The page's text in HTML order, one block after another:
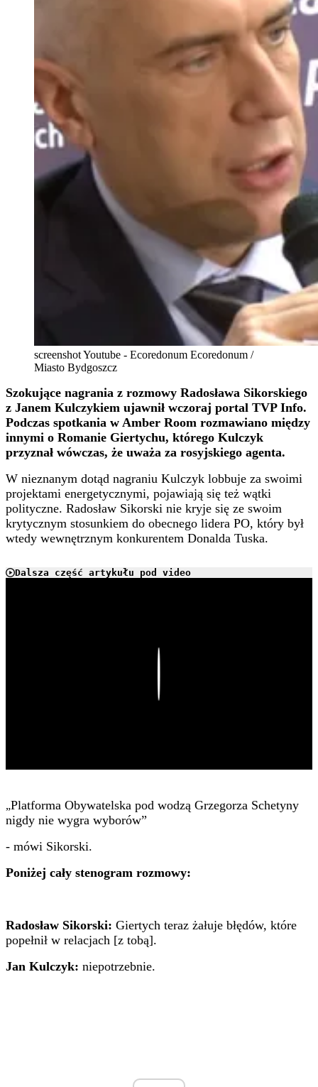
screenshot Youtube - Ecoredonum Ecoredonum /
Miasto Bydgoszcz
Szokujące nagrania z rozmowy Radosława Sikorskiego
z Janem Kulczykiem ujawnił wczoraj portal TVP Info.
Podczas spotkania w Amber Room rozmawiano między
innymi o Romanie Giertychu, którego Kulczyk
przyznał wówczas, że uważa za rosyjskiego agenta.
W nieznanym dotąd nagraniu Kulczyk lobbuje za swoimi
projektami energetycznymi, pojawiają się też wątki
polityczne. Radosław Sikorski nie kryje się ze swoim
krytycznym stosunkiem do obecnego lidera PO, który był
wtedy wewnętrznym konkurentem Donalda Tuska.
Dalsza część artykułu pod video
„Platforma Obywatelska pod wodzą Grzegorza Schetyny
nigdy nie wygra wyborów”
- mówi Sikorski.
Poniżej cały stenogram rozmowy:
Radosław Sikorski: Giertych teraz żałuje błędów, które
popełnił w relacjach [z tobą].
Jan Kulczyk: niepotrzebnie.